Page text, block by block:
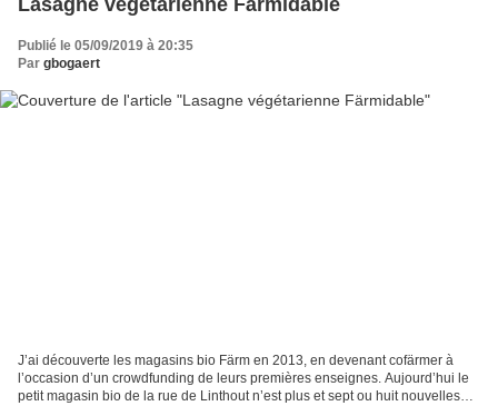
Publié le 05/09/2019 à 20:35
Par gbogaert
J’ai découverte les magasins bio Färm en 2013, en devenant cofärmer à
l’occasion d’un crowdfunding de leurs premières enseignes. Aujourd’hui le
petit magasin bio de la rue de Linthout n’est plus et sept ou huit nouvelles